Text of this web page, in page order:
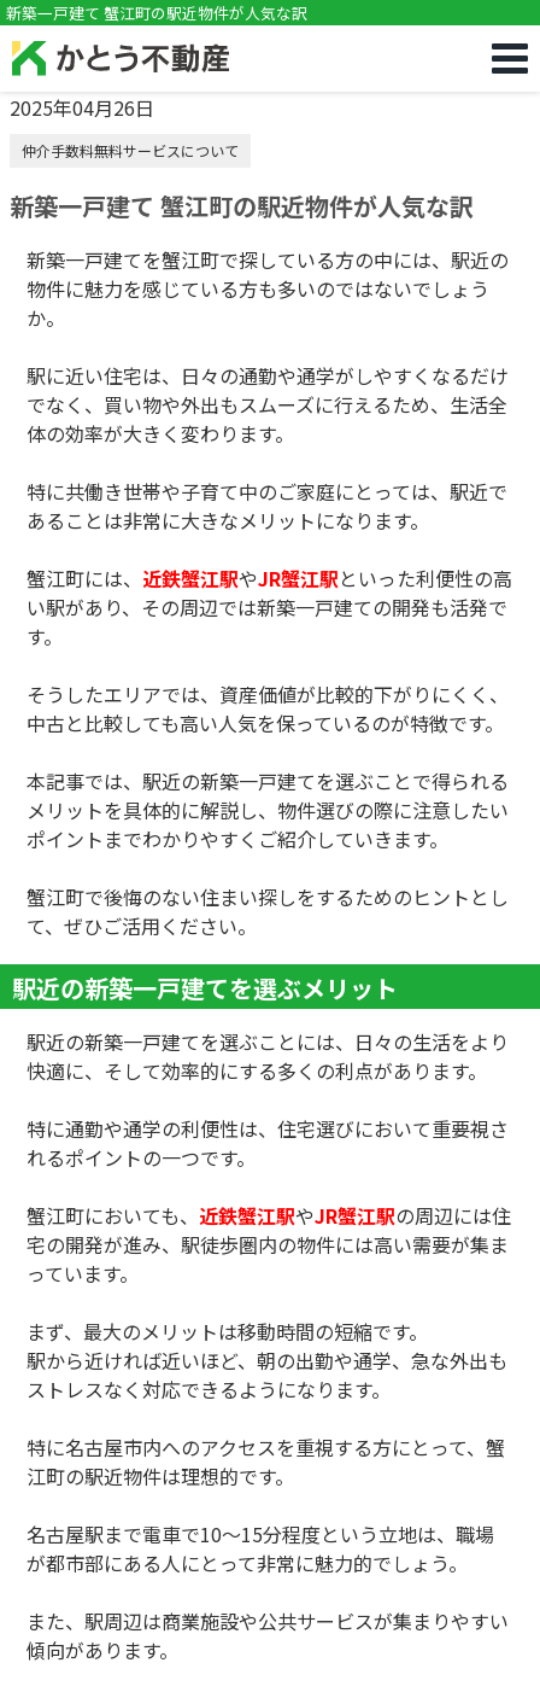
!DOCTYPE html>
新築一戸建て 蟹江町の駅近物件が人気な訳
2025年04月26日
仲介手数料無料サービスについて
新築一戸建て 蟹江町の駅近物件が人気な訳
新築一戸建てを蟹江町で探している方の中には、駅近の
物件に魅力を感じている方も多いのではないでしょう
か。
駅に近い住宅は、日々の通勤や通学がしやすくなるだけ
でなく、買い物や外出もスムーズに行えるため、生活全
体の効率が大きく変わります。
特に共働き世帯や子育て中のご家庭にとっては、駅近で
あることは非常に大きなメリットになります。
蟹江町には、 近鉄蟹江駅やJR蟹江駅といった利便性の高
い駅があり、その周辺では新築一戸建ての開発も活発で
す。
そうしたエリアでは、資産価値が比較的下がりにくく、
中古と比較しても高い人気を保っているのが特徴です。
本記事では、駅近の新築一戸建てを選ぶことで得られる
メリットを具体的に解説し、物件選びの際に注意したい
ポイントまでわかりやすくご紹介していきます。
蟹江町で後悔のない住まい探しをするためのヒントとし
て、ぜひご活用ください。
駅近の新築一戸建てを選ぶメリット
駅近の新築一戸建てを選ぶことには、日々の生活をより
快適に、そして効率的にする多くの利点があります。
特に通勤や通学の利便性は、住宅選びにおいて重要視さ
れるポイントの一つです。
蟹江町においても、 近鉄蟹江駅やJR蟹江駅の周辺には住
宅の開発が進み、駅徒歩圏内の物件には高い需要が集ま
っています。
まず、最大のメリットは移動時間の短縮です。
駅から近ければ近いほど、朝の出勤や通学、急な外出も
ストレスなく対応できるようになります。
特に名古屋市内へのアクセスを重視する方にとって、蟹
江町の駅近物件は理想的です。
名古屋駅まで電車で10〜15分程度という立地は、職場
が都市部にある人にとって非常に魅力的でしょう。
また、駅周辺は商業施設や公共サービスが集まりやすい
傾向があります。